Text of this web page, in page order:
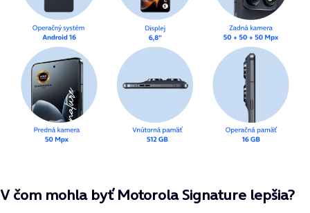
V čom mohla byť Motorola Signature lepšia?